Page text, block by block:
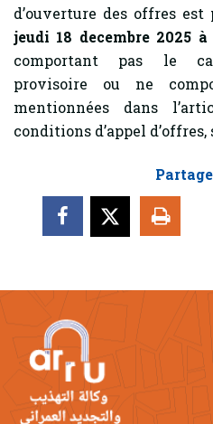
d’ouverture des offres
jeudi 18 decembre 2025 à
comportant pas le
provisoire ou ne
mentionnées dans
conditions d’appel d’offres,